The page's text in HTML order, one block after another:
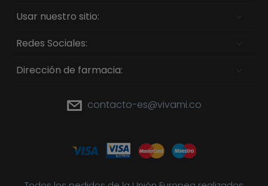
Usar nuestro sitio:
Redes Sociales:
Dirección de farmacia:
contacto-es@vivami.co